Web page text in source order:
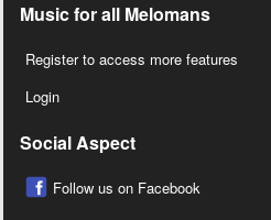
Music for all Melomans
Register to access more features
Login
Social Aspect
Follow us on Facebook